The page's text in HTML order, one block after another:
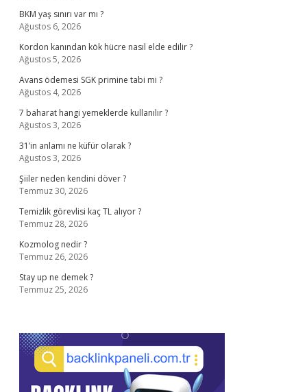
BKM yaş sınırı var mı ?
Ağustos 6, 2026
Kordon kanından kök hücre nasıl elde edilir ?
Ağustos 5, 2026
Avans ödemesi SGK primine tabi mi ?
Ağustos 4, 2026
7 baharat hangi yemeklerde kullanılır ?
Ağustos 3, 2026
31’in anlamı ne küfür olarak ?
Ağustos 3, 2026
Şiiler neden kendini döver ?
Temmuz 30, 2026
Temizlik görevlisi kaç TL alıyor ?
Temmuz 28, 2026
Kozmolog nedir ?
Temmuz 26, 2026
Stay up ne demek ?
Temmuz 25, 2026